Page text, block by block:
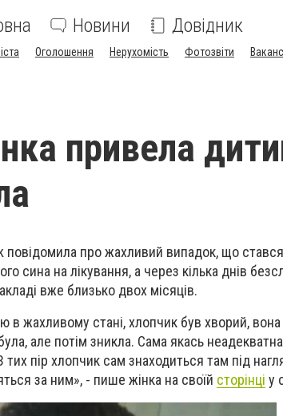
Новини Довідник
Оголошення Нерухомість Фотозвіти
привела
про жахливий випадок, що стався
сина на лікування, а через кілька днів
вже близько двох місяців.
в жахливому стані, хлопчик був хворий,
але потім зникла. Сама якась
тих пір хлопчик сам знаходиться там під
за ним», - пише жінка на своїй сторінці у